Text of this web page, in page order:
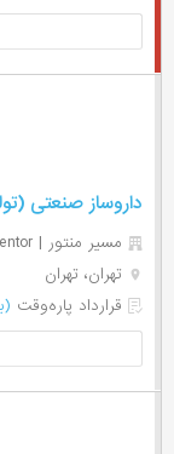
داروساز صنعتی
مسیر منتور | Masir Mentor
تهران، تهران
قرارداد پاره‌وقت